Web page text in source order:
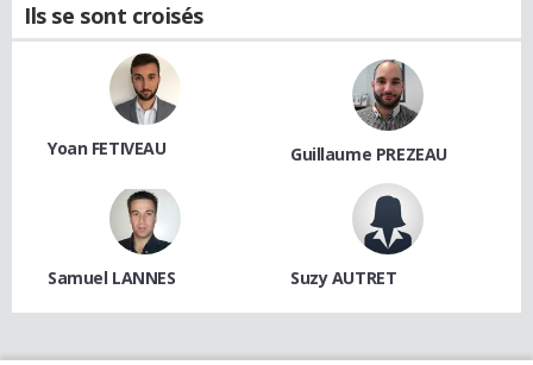
Ils se sont croisés
Yoan FETIVEAU Guillaume PREZEAU
Samuel LANNES Suzy AUTRET